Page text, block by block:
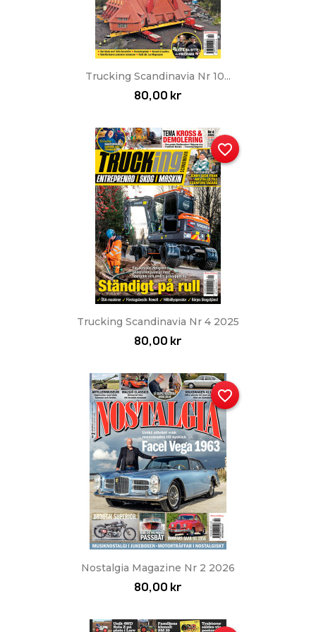
Trucking Scandinavia Nr 10...
80,00 kr
Trucking Scandinavia Nr 4 2025
80,00 kr
favorite_border
Nostalgia Magazine Nr 2 2026
80,00 kr
favorite_border